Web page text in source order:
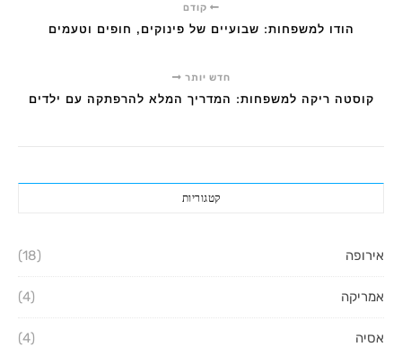
קודם
הודו למשפחות: שבועיים של פינוקים, חופים וטעמים
חדש יותר
קוסטה ריקה למשפחות: המדריך המלא להרפתקה עם ילדים
קטגוריות
אירופה (18)
אמריקה (4)
אסיה (4)